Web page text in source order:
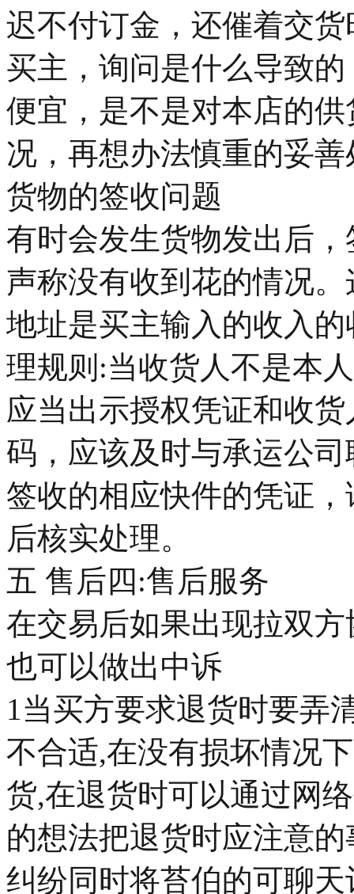
迟不付订金，还催着交
买主，询问是什么导致
便宜，是不是对本店的
况，再想办法慎重的妥善
货物的签收问题
有时会发生货物发出后
声称没有收到花的情况
地址是买主输入的收入
理规则:当收货人不是本
应当出示授权凭证和收
码，应该及时与承运公
签收的相应快件的凭证
后核实处理。
五 售后四:售后服务
在交易后如果出现拉双
也可以做出中诉
1当买方要求退货时要弄
不合适,在没有损坏情况
货,在退货时可以通过网
的想法把退货时应注意
纠纷同时将苔伯的可聊